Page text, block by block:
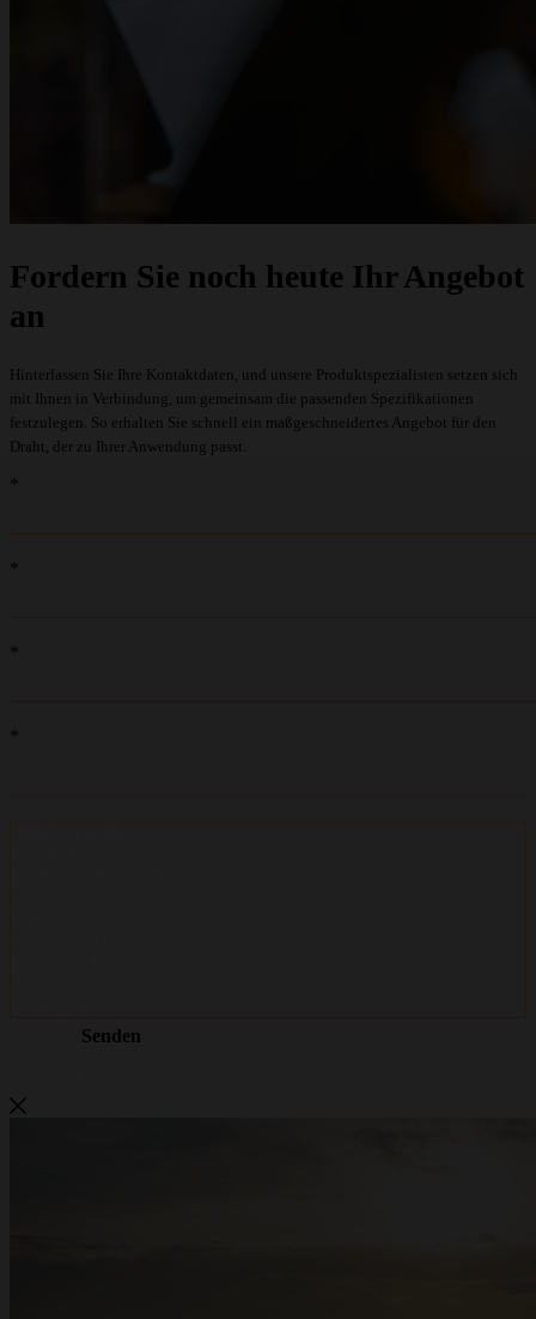
Fordern Sie noch heute Ihr Angebot
an
Hinterlassen Sie Ihre Kontaktdaten, und unsere Produktspezialisten setzen sich
mit Ihnen in Verbindung, um gemeinsam die passenden Spezifikationen
festzulegen. So erhalten Sie schnell ein maßgeschneidertes Angebot für den
Draht, der zu Ihrer Anwendung passt.